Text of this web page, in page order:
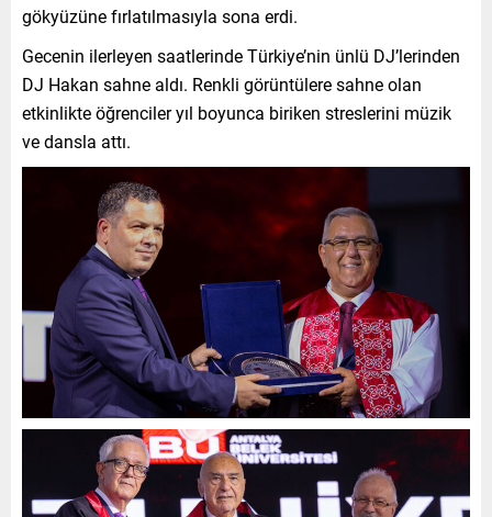
gökyüzüne fırlatılmasıyla sona erdi.
Gecenin ilerleyen saatlerinde Türkiye’nin ünlü DJ’lerinden
DJ Hakan sahne aldı. Renkli görüntülere sahne olan
etkinlikte öğrenciler yıl boyunca biriken streslerini müzik
ve dansla attı.